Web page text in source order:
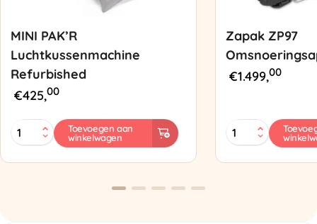
MINI PAK’R
Luchtkussenmachine
Refurbished
€425,00
MINI
PAK'R
Refurbished
Toevoegen aan
winkelwagen
Zapak ZP97
€1.499,00
Zapak
ZP97
aantal